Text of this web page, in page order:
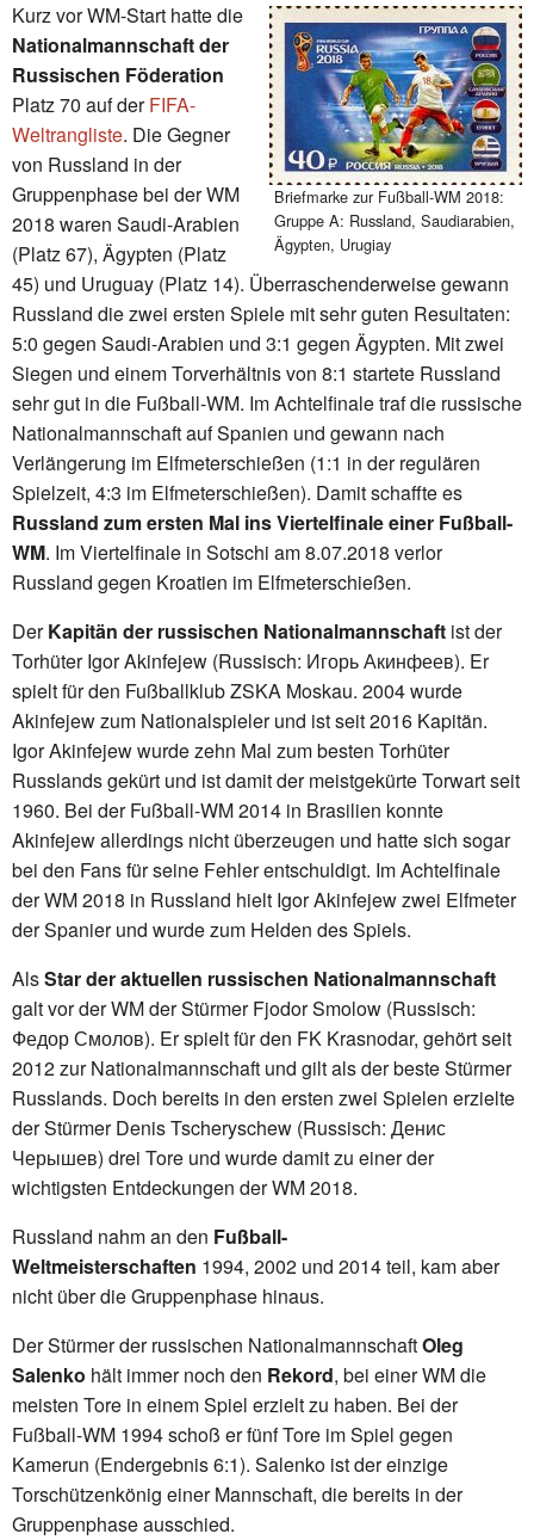
Briefmarke zur Fußball-WM 2018:
Gruppe A: Russland, Saudiarabien,
Ägypten, Urugiay
Kurz vor WM-Start hatte die
Nationalmannschaft der
Russischen Föderation
Platz 70 auf derFIFA-
Weltrangliste. Die Gegner
von Russland in der
Gruppenphase bei der WM
2018 waren Saudi-Arabien
(Platz 67), Ägypten (Platz
45) und Uruguay (Platz 14). Überraschenderweise gewann
Russland die zwei ersten Spiele mit sehr guten Resultaten:
5:0 gegen Saudi-Arabien und 3:1 gegen Ägypten. Mit zwei
Siegen und einem Torverhältnis von 8:1 startete Russland
sehr gut in die Fußball-WM. Im Achtelfinale traf die russische
Nationalmannschaft auf Spanien und gewann nach
Verlängerung im Elfmeterschießen (1:1 in der regulären
Spielzeit, 4:3 im Elfmeterschießen). Damit schaffte es
Russland zum ersten Mal ins Viertelfinale einer Fußball-
WM. Im Viertelfinale in Sotschi am 8.07.2018 verlor
Russland gegen Kroatien im Elfmeterschießen.
DerKapitän der russischen Nationalmannschaft ist der
Torhüter Igor Akinfejew (Russisch: Игорь Акинфеев). Er
spielt für den Fußballklub ZSKA Moskau. 2004 wurde
Akinfejew zum Nationalspieler und ist seit 2016 Kapitän.
Igor Akinfejew wurde zehn Mal zum besten Torhüter
Russlands gekürt und ist damit der meistgekürte Torwart seit
1960. Bei der Fußball-WM 2014 in Brasilien konnte
Akinfejew allerdings nicht überzeugen und hatte sich sogar
bei den Fans für seine Fehler entschuldigt. Im Achtelfinale
der WM 2018 in Russland hielt Igor Akinfejew zwei Elfmeter
der Spanier und wurde zum Helden des Spiels.
AlsStar der aktuellen russischen Nationalmannschaft
galt vor der WM der Stürmer Fjodor Smolow (Russisch:
Федор Смолов). Er spielt für den FK Krasnodar, gehört seit
2012 zur Nationalmannschaft und gilt als der beste Stürmer
Russlands. Doch bereits in den ersten zwei Spielen erzielte
der Stürmer Denis Tscheryschew (Russisch: Денис
Черышев) drei Tore und wurde damit zu einer der
wichtigsten Entdeckungen der WM 2018.
Russland nahm an den Fußball-
Weltmeisterschaften 1994, 2002 und 2014 teil, kam aber
nicht über die Gruppenphase hinaus.
Der Stürmer der russischen NationalmannschaftOleg
Salenko hält immer noch den Rekord, bei einer WM die
meisten Tore in einem Spiel erzielt zu haben. Bei der
Fußball-WM 1994 schoß er fünf Tore im Spiel gegen
Kamerun (Endergebnis 6:1). Salenko ist der einzige
Torschützenkönig einer Mannschaft, die bereits in der
Gruppenphase ausschied.